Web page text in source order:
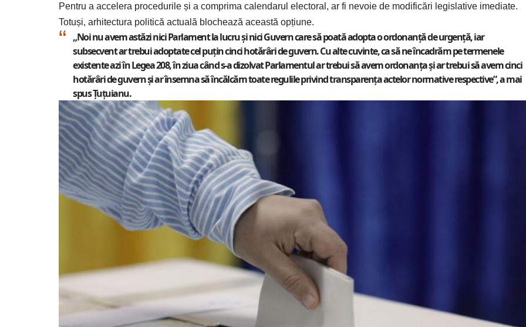
Pentru a accelera procedurile și a comprima calendarul electoral, ar fi nevoie de modificări legislative imediate.
Totuși, arhitectura politică actuală blochează această opțiune.
„Noi nu avem astăzi nici Parlament la lucru şi nici Guvern care să poată adopta o ordonanţă de urgenţă, iar
subsecvent ar trebui adoptate cel puţin cinci hotărâri de guvern. Cu alte cuvinte, ca să ne încadrăm pe termenele
existente azi în Legea 208, în ziua când s-a dizolvat Parlamentul ar trebui să avem ordonanţa şi ar trebui să avem cinci
hotărâri de guvern şi ar însemna să încălcăm toate regulile privind transparenţa actelor normative respective”, a mai
spus Ţuţuianu.